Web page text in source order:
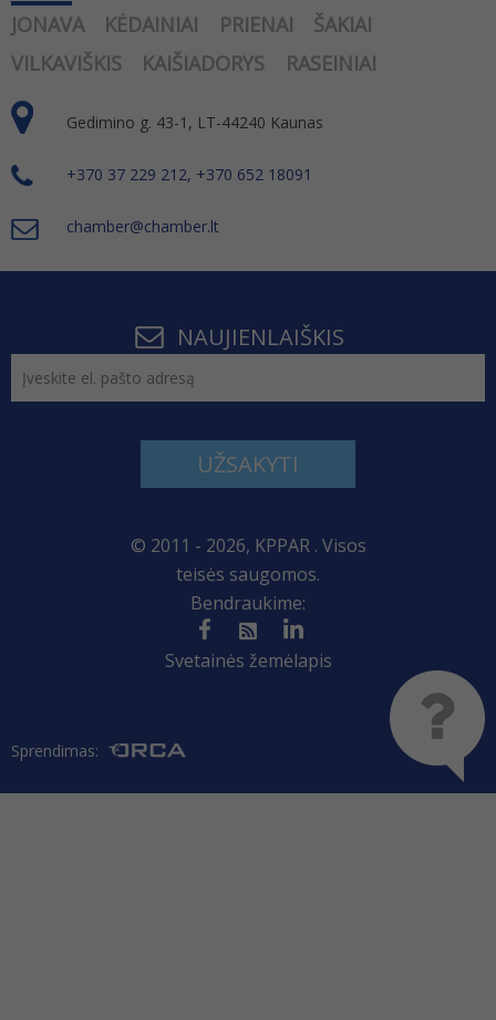
JONAVA
KĖDAINIAI PRIENAI
ŠAKIAI
VILKAVIŠKIS
KAIŠIADORYS RASEINIAI
Gedimino g. 43-1, LT-44240 Kaunas
+370 37 229 212, +370 652 18091
chamber@chamber.lt
NAUJIENLAIŠKIS
UŽSAKYTI
© 2011 - 2026, KPPAR . Visos
teisės saugomos.
Bendraukime:
Svetainės žemėlapis
Sprendimas: